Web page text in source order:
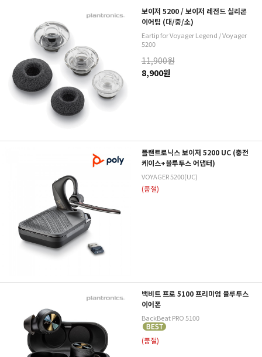
보이저 5200 / 보이저 레전드 실리콘
이어팁 (대/중/소)
Eartip for Voyager Legend / Voyager
5200
11,900원
8,900원
플랜트로닉스 보이저 5200 UC (충전
케이스+블루투스 어댑터)
VOYAGER 5200(UC)
(품절)
백비트 프로 5100 프리미엄 블루투스
이어폰
BackBeat PRO 5100
(품절)